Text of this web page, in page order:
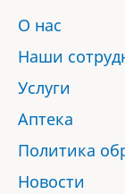
О нас
Наши
Услуги
Аптека
Политика
Новости